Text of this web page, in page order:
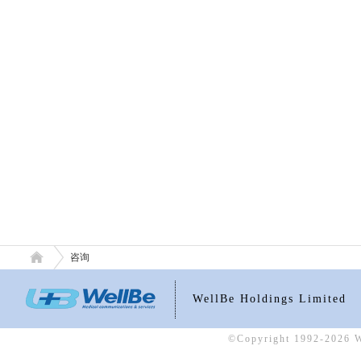
咨询
WellBe Holdings Limited
©Copyright 1992-2026